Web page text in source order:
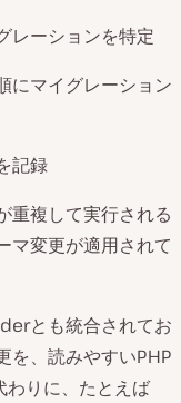
レーションを特定
にマイグレーション
記録
重複して実行される
マ変更が適用されて
とも統合されてお
を、読みやすいPHP
わりに、たとえば